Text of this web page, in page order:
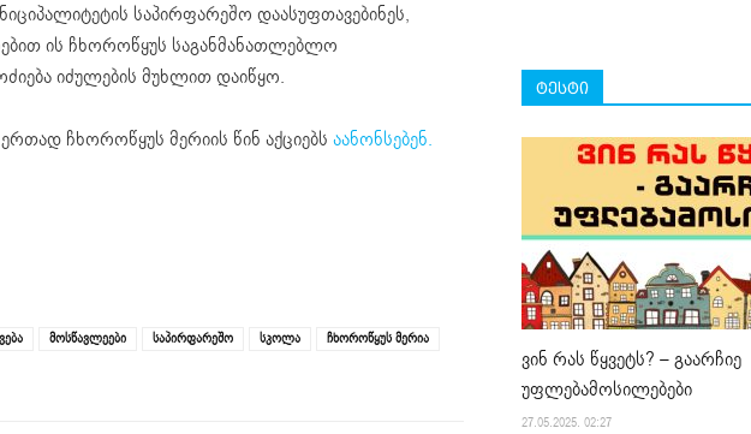
საპირფარეშო დაასუფთავებინეს,
ის ჩხოროწყუს საგანმანათლებლო
იძულების მუხლით დაიწყო.
ჩხოროწყუს მერიის წინ აქციებს აანონსებენ.
მოსწავლეები საპირფარეშო სკოლა
ჩხოროწყუს მერია
ტესტი
ვინ რას წყვეტს? – გაარჩიე
უფლებამოსილებები
27.05.2025. 02:27